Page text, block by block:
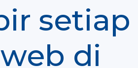
setiap
di